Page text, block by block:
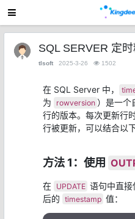
SQL SERVER 定
tlsoft 2025-3-26 1502
在 SQL Server 中，
为
rowversion ）是一个
行的版本。每次更新行
行被更新，可以结合以下
方法 1：使用
在 UPDATE 语句中直接
后的 timestamp 值：